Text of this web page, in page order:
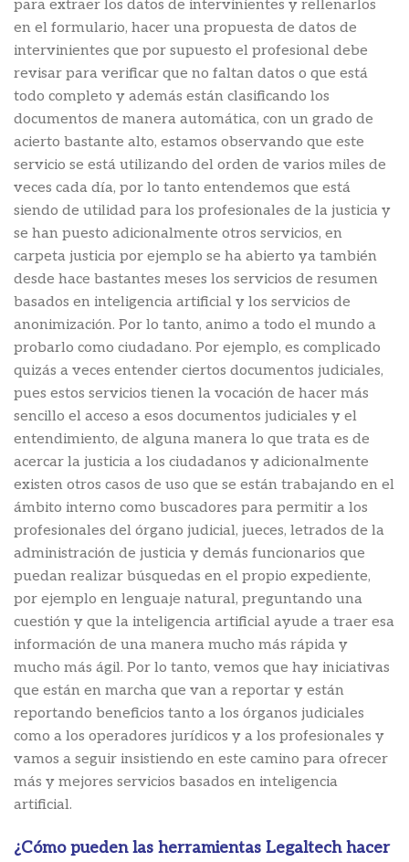
para extraer los datos de intervinientes y rellenarlos
en el formulario, hacer una propuesta de datos de
intervinientes que por supuesto el profesional debe
revisar para verificar que no faltan datos o que está
todo completo y además están clasificando los
documentos de manera automática, con un grado de
acierto bastante alto, estamos observando que este
servicio se está utilizando del orden de varios miles de
veces cada día, por lo tanto entendemos que está
siendo de utilidad para los profesionales de la justicia y
se han puesto adicionalmente otros servicios, en
carpeta justicia por ejemplo se ha abierto ya también
desde hace bastantes meses los servicios de resumen
basados en inteligencia artificial y los servicios de
anonimización. Por lo tanto, animo a todo el mundo a
probarlo como ciudadano. Por ejemplo, es complicado
quizás a veces entender ciertos documentos judiciales,
pues estos servicios tienen la vocación de hacer más
sencillo el acceso a esos documentos judiciales y el
entendimiento, de alguna manera lo que trata es de
acercar la justicia a los ciudadanos y adicionalmente
existen otros casos de uso que se están trabajando en el
ámbito interno como buscadores para permitir a los
profesionales del órgano judicial, jueces, letrados de la
administración de justicia y demás funcionarios que
puedan realizar búsquedas en el propio expediente,
por ejemplo en lenguaje natural, preguntando una
cuestión y que la inteligencia artificial ayude a traer esa
información de una manera mucho más rápida y
mucho más ágil. Por lo tanto, vemos que hay iniciativas
que están en marcha que van a reportar y están
reportando beneficios tanto a los órganos judiciales
como a los operadores jurídicos y a los profesionales y
vamos a seguir insistiendo en este camino para ofrecer
más y mejores servicios basados en inteligencia
artificial.
¿Cómo pueden las herramientas Legaltech hacer